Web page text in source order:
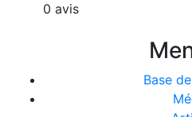
0 avis
Base